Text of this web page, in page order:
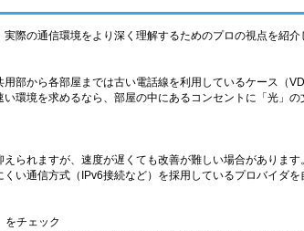
際の通信環境をより深く理解するためのプロの視点を紹介
部から各部屋までは古い電話線を利用しているケース（
環境を求めるなら、部屋の中にあるコンセントに「光」
えられますが、速度が遅くても改善が難しい場合がありま
い通信方式（IPv6接続など）を採用しているプロバイダ
をチェック